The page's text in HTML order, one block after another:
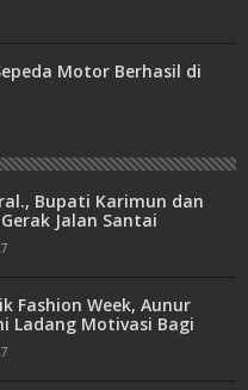
Motor Berhasil di
Bupati Karimun dan
Jalan Santai
Fashion Week, Aunur
Ladang Motivasi Bagi